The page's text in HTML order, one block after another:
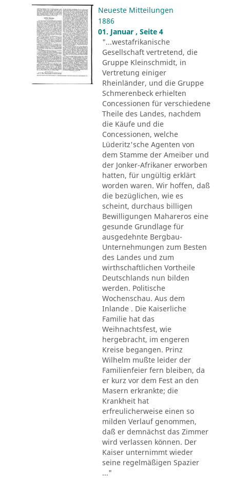
Neueste Mitteilungen
1886
01. Januar , Seite 4
"...westafrikanische
Gesellschaft vertretend, die
Gruppe Kleinschmidt, in
Vertretung einiger
Rheinländer, und die Gruppe
Schmerenbeck erhielten
Concessionen für verschiedene
Theile des Landes, nachdem
die Käufe und die
Concessionen, welche
Lüderitz'sche Agenten von
dem Stamme der Ameiber und
der Jonker-Afrikaner erworben
hatten, für ungültig erklärt
worden waren. Wir hoffen, daß
die bezüglichen, wie es
scheint, durchaus billigen
Bewilligungen Mahareros eine
gesunde Grundlage für
ausgedehnte Bergbau-
Unternehmungen zum Besten
des Landes und zum
wirthschaftlichen Vortheile
Deutschlands nun bilden
werden. Politische
Wochenschau. Aus dem
Inlande . Die Kaiserliche
Familie hat das
Weihnachtsfest, wie
hergebracht, im engeren
Kreise begangen. Prinz
Wilhelm mußte leider der
Familienfeier fern bleiben, da
er kurz vor dem Fest an den
Masern erkrankte; die
Krankheit hat
erfreulicherweise einen so
milden Verlauf genommen,
daß er demnächst das Zimmer
wird verlassen können. Der
Kaiser unternimmt wieder
seine regelmäßigen Spazier
..."